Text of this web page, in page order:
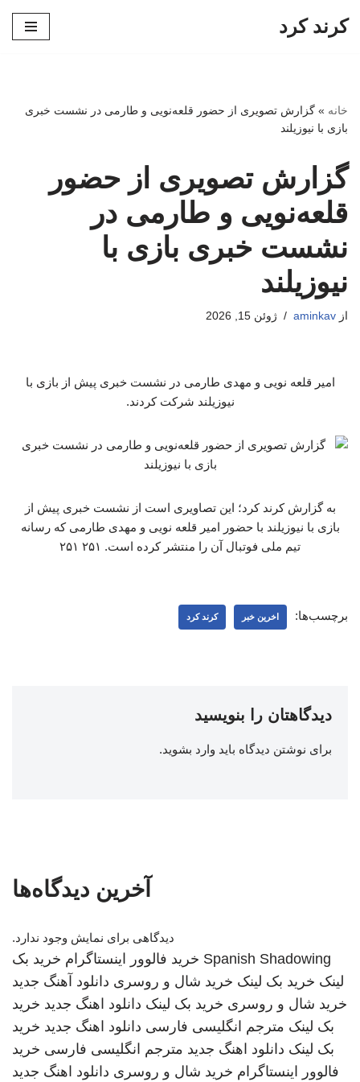
کرند کرد
خانه » گزارش تصویری از حضور قلعه‌نویی و طارمی در نشست خبری
بازی با نیوزیلند
گزارش تصویری از حضور
قلعه‌نویی و طارمی در
نشست خبری بازی با
نیوزیلند
از aminkav ژوئن 15, 2026
امیر قلعه نویی و مهدی طارمی در نشست خبری پیش از بازی با
نیوزیلند شرکت کردند.
به گزارش کرند کرد؛ این تصاویری است از نشست خبری پیش از
بازی با نیوزیلند با حضور امیر قلعه نویی و مهدی طارمی که رسانه
تیم ملی فوتبال آن را منتشر کرده است. ۲۵۱ ۲۵۱
برچسب‌ها: اخرین خبر کرند کرد
دیدگاهتان را بنویسید
برای نوشتن دیدگاه باید وارد بشوید.
آخرین دیدگاه‌ها
دیدگاهی برای نمایش وجود ندارد.
Spanish Shadowing خرید فالوور اینستاگرام خرید بک
لینک خرید بک لینک خرید شال و روسری دانلود آهنگ جدید
خرید شال و روسری خرید بک لینک دانلود اهنگ جدید خرید
بک لینک مترجم انگلیسی فارسی دانلود اهنگ جدید خرید
بک لینک دانلود اهنگ جدید مترجم انگلیسی فارسی خرید
فالوور اینستاگرام خرید شال و روسری دانلود اهنگ جدید